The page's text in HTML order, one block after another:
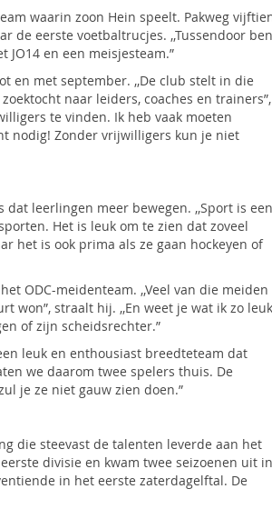
waarin zoon Hein speelt. Pakweg
de eerste voetbaltrucjes. ,,Tussendoor ben
JO14 en een meisjesteam.”
en met september. ,,De club stelt in die
naar leiders, coaches en trainers”,
te vinden. Ik heb vaak moeten
nodig! Zonder vrijwilligers kun je niet
dat leerlingen meer bewegen. ,,Sport is een
Het is leuk om te zien dat zoveel
het is ook prima als ze gaan hockeyen of
ODC-meidenteam. ,,Veel van die meiden
won”, straalt hij. ,,En weet je wat ik zo leuk
of zijn scheidsrechter.”
leuk en enthousiast breedteteam dat
we daarom twee spelers thuis. De
je ze niet gauw zien doen.”
die steevast de talenten leverde aan het
divisie en kwam twee seizoenen uit in
in het eerste zaterdagelftal. De